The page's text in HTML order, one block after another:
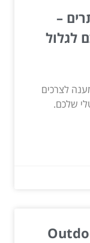
–
לגלול
לצרכים
שלכם.